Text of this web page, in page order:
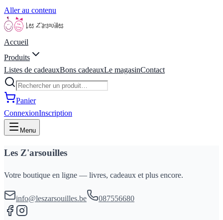
Aller au contenu
Accueil
Produits
Listes de cadeauxBons cadeauxLe magasinContact
Panier
ConnexionInscription
Menu
Les Z'arsouilles
Votre boutique en ligne — livres, cadeaux et plus encore.
info@leszarsouilles.be 087556680